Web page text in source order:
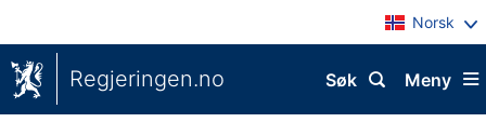
Norsk
Regjeringen.no Meny
Søk